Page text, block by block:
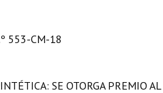
553-CM-18
SE OTORGA PREMIO